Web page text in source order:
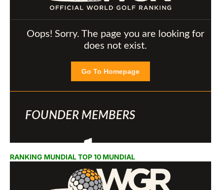
RANKING MUNDIAL TOP 10 MUNDIAL